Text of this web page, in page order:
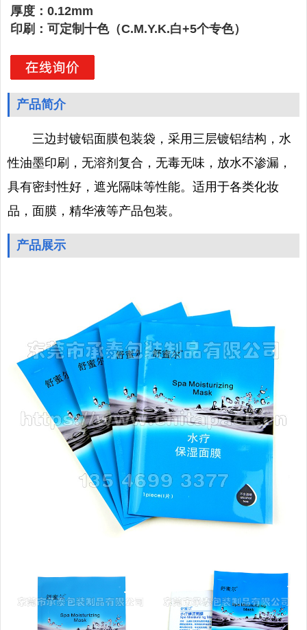
厚度：0.12mm
印刷：可定制十色（C.M.Y.K.白+5个专色）
产品简介
三边封镀铝面膜包装袋，采用三层镀铝结构，水
性油墨印刷，无溶剂复合，无毒无味，放水不渗漏，
具有密封性好，遮光隔味等性能。适用于各类化妆
品，面膜，精华液等产品包装。
产品展示